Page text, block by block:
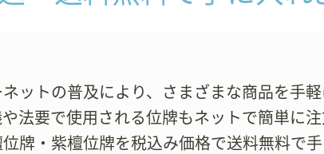
ットの普及により、さまざまな商品を手
法要で使用される位牌もネットで簡単に
牌・紫檀位牌を税込み価格で送料無料で